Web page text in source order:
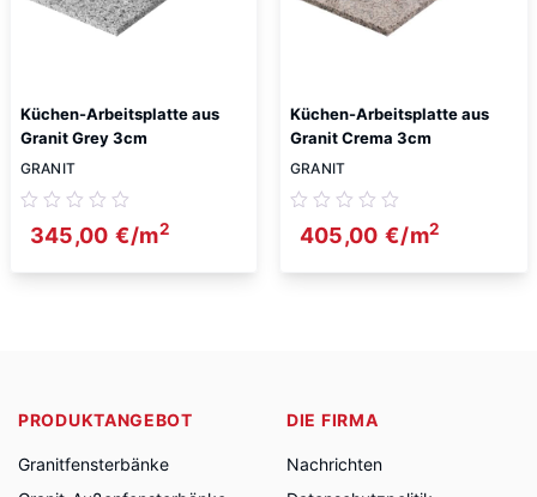
Küchen-Arbeitsplatte aus
Granit Grey 3cm
GRANIT
345,00 €/m2
Küchen-Arbeitsplatte aus
Granit Crema 3cm
GRANIT
405,00 €/m2
PRODUKTANGEBOT
Granitfensterbänke
DIE FIRMA
Nachrichten